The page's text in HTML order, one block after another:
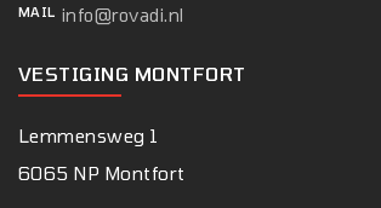
MAIL info@rovadi.nl
VESTIGING MONTFORT
Lemmensweg 1
6065 NP Montfort